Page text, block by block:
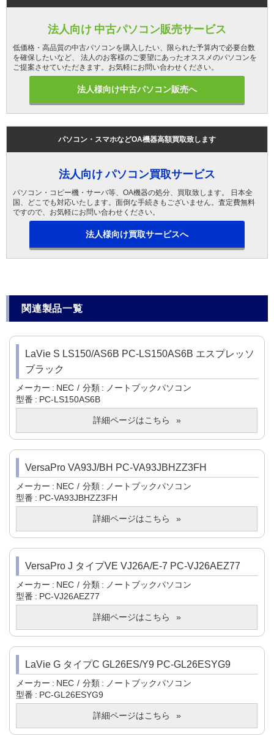
法人向け 中古パソコン販売サービス
低価格・高品質の中古パソコンを購入したい、限られた予算内で必要台数
を確保したいなど、 法人のお客様のご要望にあったオススメのパソコンを
ご提案させていただきます。お気軽にお問い合わせください。
法人様向け中古パソコン販売へ
パソコン・スマホなどOA機器高額買取致します
法人向け パソコン買取サービス
パソコン・コピー機・サーバ等、OA機器の処分、買取致します。 日本全
国、どこでも対応いたします。面倒な手続きもございません。査定費無料
ですので、お気軽にお問い合わせください。
法人様向け買取サービスへ
関連製品一覧
LaVie S LS150/AS6B PC-LS150AS6B エスプレッソ
ブラック
メーカー NEC 分類
ノートブックパソコン
型番
PC-LS150AS6B
詳細ページはこちら
VersaPro VA93J/BH PC-VA93JBHZZ3FH
メーカー NEC 分類
ノートブックパソコン
型番
PC-VA93JBHZZ3FH
詳細ページはこちら
VersaPro J タイプVE VJ26A/E-7 PC-VJ26AEZ77
メーカー NEC 分類
ノートブックパソコン
型番
PC-VJ26AEZ77
詳細ページはこちら
LaVie G タイプC GL26ES/Y9 PC-GL26ESYG9
メーカー NEC 分類
ノートブックパソコン
型番
PC-GL26ESYG9
詳細ページはこちら